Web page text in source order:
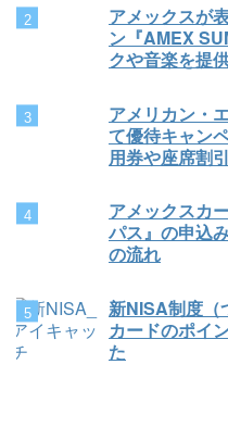
アメックスが
ン『AMEX
クや音楽を提
アメリカン・
て優待キャン
用券や座席割
アメックスカ
パス』の申込
の流れ
新NISA制度（
カードのポイ
た